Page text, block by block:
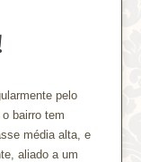
pelo
bairro tem
média alta, e
aliado a um